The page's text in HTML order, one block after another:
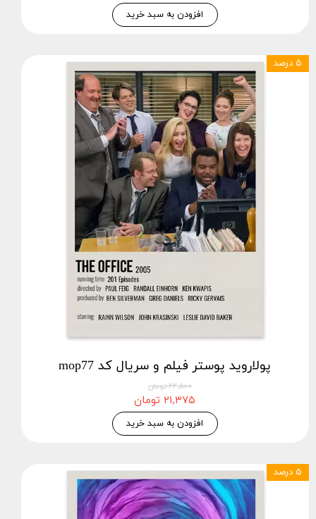
افزودن به سبد خرید
پولاروید پوستر فیلم و سریال کد mop77
۲۲,۵۰۰ تومان
۲۱,۳۷۵ تومان
افزودن به سبد خرید
۵ درصد
۵ درصد